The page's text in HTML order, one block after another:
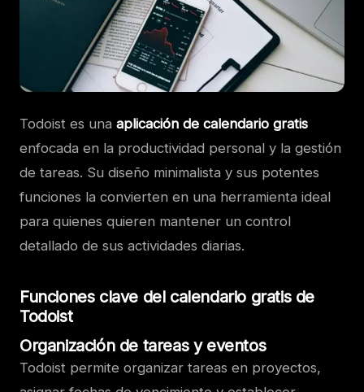
Todoist es una aplicación de calendario gratis
enfocada en la productividad personal y la gestión
de tareas. Su diseño minimalista y sus potentes
funciones la convierten en una herramienta ideal
para quienes quieren mantener un control
detallado de sus actividades diarias.
Funciones clave del calendario gratis de
Todoist
Organización de tareas y eventos
Todoist permite organizar tareas en proyectos,